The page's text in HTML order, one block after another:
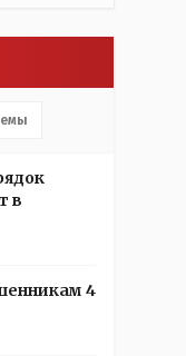
должен и
, и (в
рука об
в
4